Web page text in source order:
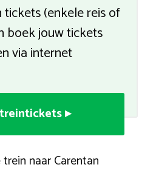
tickets (enkele reis of
boek jouw tickets
via internet
▸
naar Carentan